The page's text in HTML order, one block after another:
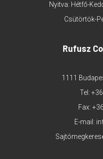
Nyitva: Hétfő-
Csütörtök-
Rufusz
1111
Tel:
Fax:
E-mail: